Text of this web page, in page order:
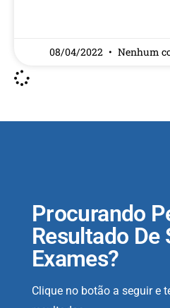
08/04/2022 Nenhum
Procurando
Resultado De
Exames?
Clique no botão a seguir e